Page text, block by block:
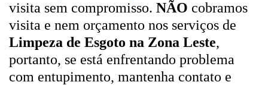
visita sem compromisso. NÃO cobramos
visita e nem orçamento nos serviços de
Limpeza de Esgoto na Zona Leste,
portanto, se está enfrentando problema
com entupimento, mantenha contato e